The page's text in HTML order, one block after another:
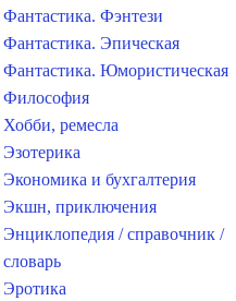
Фантастика. Фэнтези
Фантастика. Эпическая
Фантастика. Юмористическая
Философия
Хобби, ремесла
Эзотерика
Экономика и бухгалтерия
Экшн, приключения
Энциклопедия / справочник /
словарь
Эротика